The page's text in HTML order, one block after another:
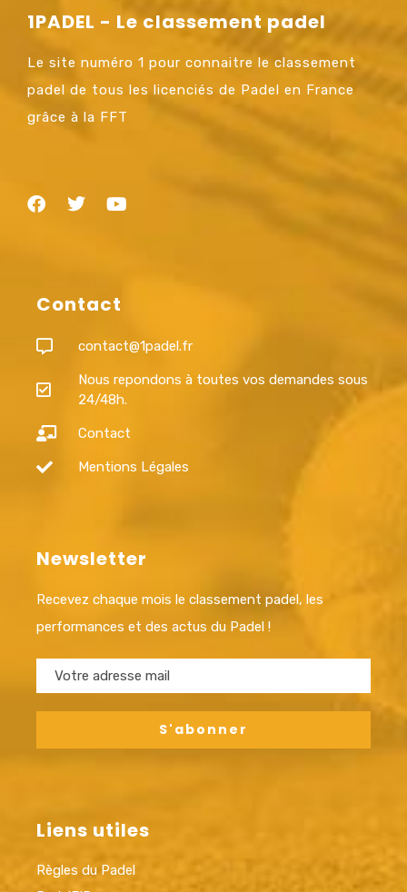
1PADEL - Le classement padel
Le site numéro 1 pour connaitre le classement
padel de tous les licenciés de Padel en France
grâce à la FFT
Contact
contact@1padel.fr
Nous repondons à toutes vos demandes sous
24/48h.
Contact
Mentions Légales
Newsletter
Recevez chaque mois le classement padel, les
performances et des actus du Padel !
Liens utiles
Règles du Padel